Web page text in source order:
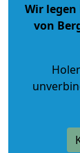
Wir
von